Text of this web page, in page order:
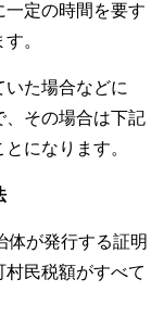
定の時間を要す
。
た場合などに
、その場合は下記
になります。
体が発行する証明
民税額がすべて